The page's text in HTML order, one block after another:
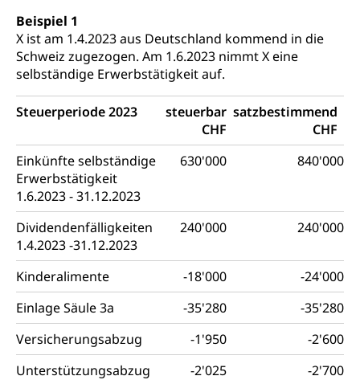
Beispiel 1
X ist am 1.4.2023 aus Deutschland kommend in die
Schweiz zugezogen. Am 1.6.2023 nimmt X eine
selbständige Erwerbstätigkeit auf.
Steuerperiode 2023
steuerbar
CHF
satzbestimmend
CHF
Einkünfte selbständige
Erwerbstätigkeit
1.6.2023 - 31.12.2023
630'000 840'000
Dividendenfälligkeiten
1.4.2023 -31.12.2023
240'000 240'000
Kinderalimente -18'000
-24'000
Einlage Säule 3a
-35'280
-35'280
Versicherungsabzug
-1'950
-2'600
Unterstützungsabzug
-2'025
-2'700